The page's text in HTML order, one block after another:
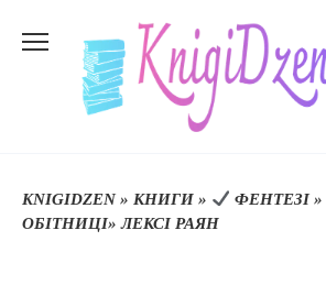
до
KNIGIDZEN» КНИГИ » ФЕНТЕЗІ»
ОБІТНИЦІ» ЛЕКСІ РАЯН